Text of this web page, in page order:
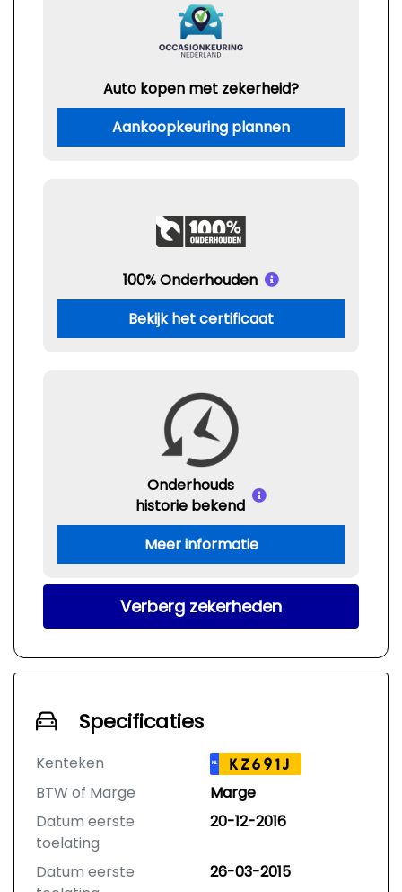
Auto kopen met zekerheid?
Aankoopkeuring plannen
100% Onderhouden
Bekijk het certificaat
Onderhouds
historie bekend
Meer informatie
Verberg zekerheden
Specificaties
Kenteken NL KZ691J
BTW of Marge
Marge
Datum eerste
toelating
20-12-2016
Datum eerste
26-03-2015